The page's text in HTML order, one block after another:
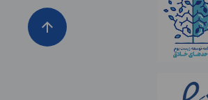
arrow_upward